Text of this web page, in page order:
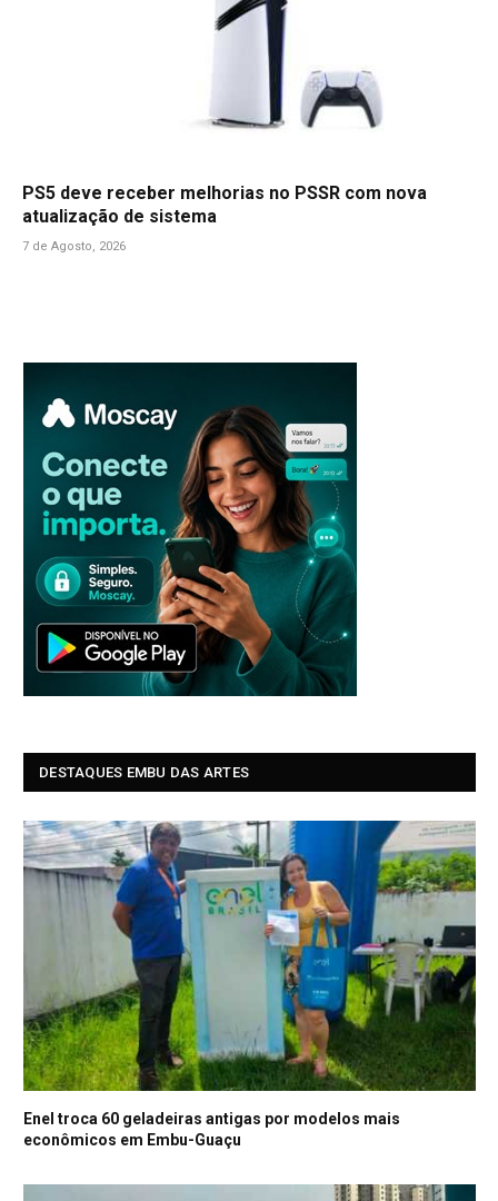
PS5 deve receber melhorias no PSSR com nova
atualização de sistema
7 de Agosto, 2026
DESTAQUES EMBU DAS ARTES
Enel troca 60 geladeiras antigas por modelos mais
econômicos em Embu-Guaçu